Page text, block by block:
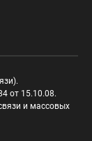
от 15.10.08.
и массовых